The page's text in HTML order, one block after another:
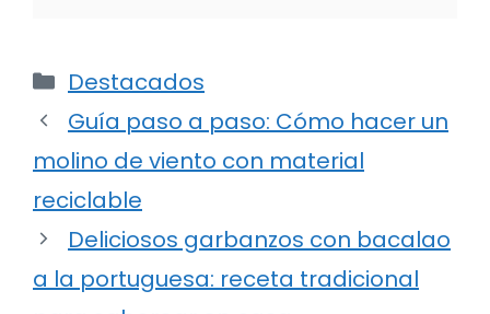
Categorías
Destacados
Guía paso a paso: Cómo hacer un
molino de viento con material
reciclable
Deliciosos garbanzos con bacalao
a la portuguesa: receta tradicional